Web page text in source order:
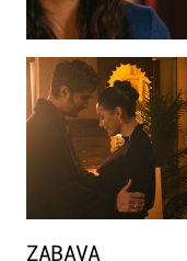
ZABAVA